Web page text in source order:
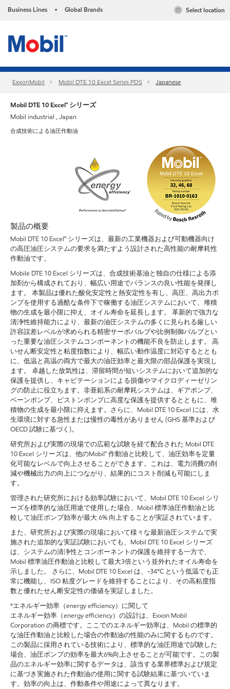
Business Lines • Global Brands Select location
ExxonMobil Mobil DTE 10 Excel Series PDS Japanese
Mobil DTE 10 Excel™ シリーズ
Mobil industrial , Japan
合成技術による油圧作動油
製品の概要
Mobil DTE 10 Excel™ シリーズは、最新の工業機器および可動機器向け
の高圧油圧システムの要求を満たすよう設計された高性能の耐摩耗性
作動油です。
Mobile DTE 10 Excel シリーズは、合成技術基油と独自の仕様による添
加剤から構成されており、幅広い用途でバランスの良い性能を発揮し
ます。 本製品は優れた酸化安定性と熱安定性を有し、高圧、高出力ポ
ンプを使用する過酷な条件下で稼働する油圧システムにおいて、堆積
物の生成を最小限に抑え、オイル寿命を延長します。 革新的で強力な
清浄性維持能力により、最新の油圧システムの多くに見られる厳しい
許容誤差レベルが求められる精密サーボバルブや比例制御バルブとい
った重要な油圧システムコンポーネントの機能不良を防止します。 高
いせん断安定性と粘度指数により、幅広い動作温度に対応するととも
に、低温と高温の両方で最大の油圧効率と最大限の部品保護を実現し
ます。 卓越した放気性は、滞留時間が短いシステムにおいて追加的な
保護を提供し、キャビテーションによる損傷やマイクロディーゼリン
グの防止に役立ちます。非亜鉛系の耐摩耗システムは、ギアポンプ、
ベーンポンプ、ピストンポンプに高度な保護を提供するとともに、堆
積物の生成を最小限に抑えます。さらに、Mobil DTE 10 Excel には、水
生環境に対する急性または慢性の毒性がありません (GHS 基準および
OECD 試験に基づく)。
研究所および実際の現場での広範な試験を経て配合された Mobil DTE
10 Excel シリーズは、他のMobil™ 作動油と比較して、油圧効率を定量
化可能なレベルで向上させることができます。これは、電力消費の削
減や機械出力の向上につながり、結果的にコスト削減も可能にしま
す。
管理された研究所における効率試験において、Mobil DTE 10 Excel シリ
ーズを標準的な油圧用途で使用した場合、Mobil 標準油圧作動油と比
較して油圧ポンプ効率が最大 6% 向上することが実証されています。
また、研究所および実際の現場において様々な最新油圧システムで実
施された追加的な実証試験においても、Mobil DTE 10 Excel シリーズ
は、システムの清浄性とコンポーネントの保護を維持する一方で、
Mobil 標準油圧作動油と比較して最大3倍という並外れたオイル寿命を
示しました。 さらに、Mobil DTE 10 Excel は、-34°C という低温でも正
常に機能し、ISO 粘度グレードを維持することにより、その高粘度指
数と優れたせん断安定性の価値を実証しました。
*エネルギー効率（energy efficiency）に関して
エネルギー効率（energy efficiency）の設計は、Exxon Mobil
Corporation の商標です。ここでのエネルギー効率は、Mobil の標準的
な油圧作動油と比較した場合の作動油の性能のみに関するものです。
この製品に採用されている技術により、標準的な油圧用途で試験した
場合、油圧ポンプの効率を最大6%向上させることが可能です。この製
品のエネルギー効率に関するデータは、該当する業界標準および規定
に基づき実施された作動油の使用に関する試験結果に基づいていま
す。効率の向上は、作動条件や用途によって異なります。